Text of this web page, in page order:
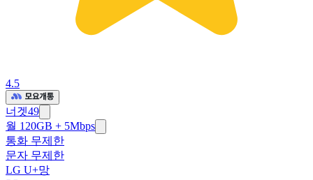
4.5
너겟49
월 120GB + 5Mbps
통화 무제한
문자 무제한
LG U+망